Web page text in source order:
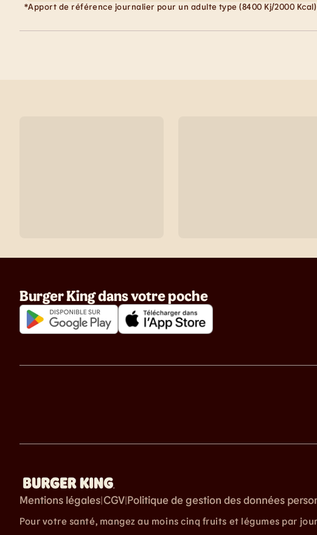
*Apport de référence journalier pour un adulte type (8400 Kj/2000 Kcal)
Burger King dans votre poche
Mentions légales|CGV|Politique de gestion des données
Pour votre santé, mangez au moins cinq fruits et légumes par